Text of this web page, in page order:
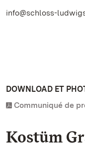
info@schloss-
DOWNLOAD ET
Communiqué de
Kostüm